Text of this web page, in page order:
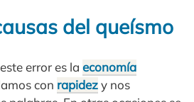
del queísmo
error es la economía
con rapidezy nos